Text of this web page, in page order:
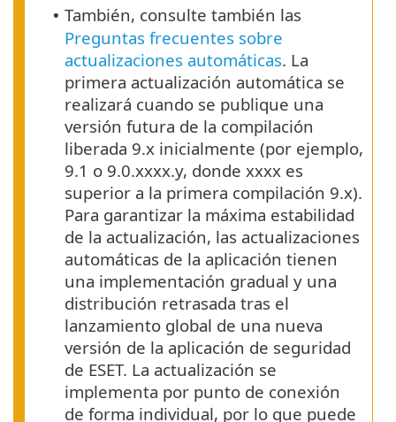
• También, consulte también las
Preguntas frecuentes sobre
actualizaciones automáticas. La
primera actualización automática se
realizará cuando se publique una
versión futura de la compilación
liberada 9.x inicialmente (por ejemplo,
9.1 o 9.0.xxxx.y, donde xxxx es
superior a la primera compilación 9.x).
Para garantizar la máxima estabilidad
de la actualización, las actualizaciones
automáticas de la aplicación tienen
una implementación gradual y una
distribución retrasada tras el
lanzamiento global de una nueva
versión de la aplicación de seguridad
de ESET. La actualización se
implementa por punto de conexión
de forma individual, por lo que puede